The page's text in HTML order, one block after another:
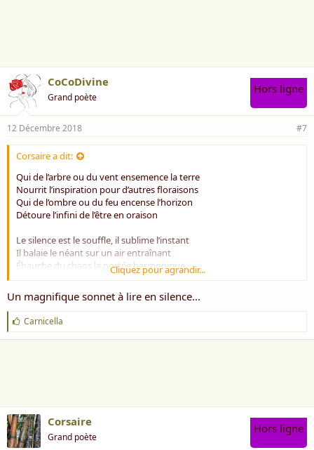
CoCoDivine
Grand poète
Hors ligne
12 Décembre 2018 #7
Corsaire a dit:
Qui de l’arbre ou du vent ensemence la terre
Nourrit l’inspiration pour d’autres ﬂoraisons
Qui de l’ombre ou du feu encense l’horizon
Détoure l’inﬁni de l’être en oraison
Le silence est le souﬄe, il sublime l’instant
Il balaie le néant sur un air entraînant
Ébauche du chaos la portée harmonique
Accordant à l’éveil sa plus belle musique
Rien ne sert de braver la colère des dieux
Il suﬃt de trouver l’accès à tous les cieux
Où voyage l’esprit vers d’autres ﬁrmaments
-Écrit en 2010-
Cliquez pour agrandir...
Un magnifique sonnet à lire en silence...
J
'
a
Carnicella
Corsaire
Grand poète
Hors ligne